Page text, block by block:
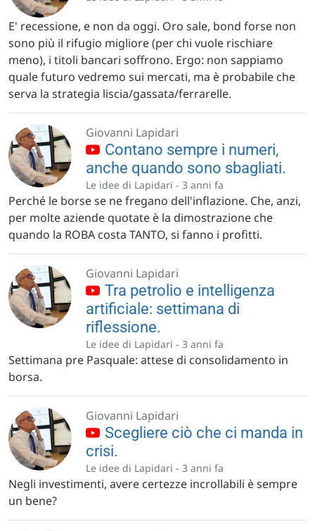
E' recessione, e non da oggi. Oro sale, bond forse non
sono più il rifugio migliore (per chi vuole rischiare
meno), i titoli bancari soffrono. Ergo: non sappiamo
quale futuro vedremo sui mercati, ma è probabile che
serva la strategia liscia/gassata/ferrarelle.
Giovanni Lapidari
Contano sempre i numeri,
anche quando sono sbagliati.
Le idee di Lapidari - 3 anni fa
Perché le borse se ne fregano dell'inflazione. Che, anzi,
per molte aziende quotate è la dimostrazione che
quando la ROBA costa TANTO, si fanno i profitti.
Giovanni Lapidari
Tra petrolio e intelligenza
artificiale: settimana di
riflessione.
Le idee di Lapidari - 3 anni fa
Settimana pre Pasquale: attese di consolidamento in
borsa.
Giovanni Lapidari
Scegliere ciò che ci manda in
crisi.
Le idee di Lapidari - 3 anni fa
Negli investimenti, avere certezze incrollabili è sempre
un bene?